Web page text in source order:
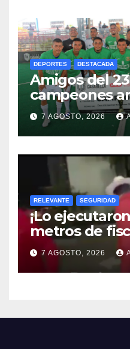
DEPORTES DESTACADA
Amigos del
campeones
“Perros
7 AGOSTO, 2026
RELEVANTE SEGURIDAD
¡Lo
metros de
7 AGOSTO, 2026